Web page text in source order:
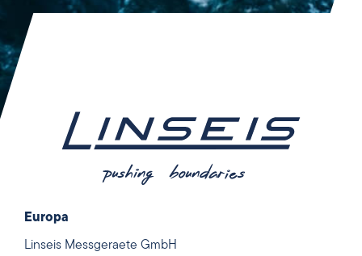
Europa
Linseis Messgeraete GmbH